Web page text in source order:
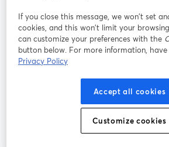
wird
Nutzungsbedingungen
wird in einem neuen
Datenschutzrichtlinie
wird in einem neuen
Cookie-Einstellungen
If you close this message, we won’t set
cookies, and this won’t limit your
can customize your preferences with the
button below. For more information,
Privacy Policy
Accept all cookies
Customize cookies